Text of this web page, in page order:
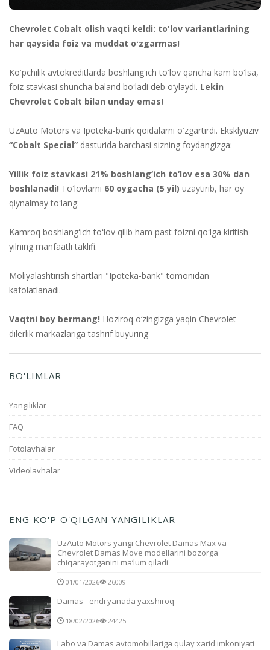
Chevrolet Cobalt olish vaqti keldi: to'lov variantlarining
har qaysida foiz va muddat oʻzgarmas!
Koʻpchilik avtokreditlarda boshlangʻich toʻlov qancha kam boʻlsa,
foiz stavkasi shuncha baland boʻladi deb o‘ylaydi. Lekin
Chevrolet Cobalt bilan unday emas!
UzAuto Motors va Ipoteka-bank qoidalarni oʻzgartirdi. Eksklyuziv
“Cobalt Special” dasturida barchasi sizning foydangizga:
Yillik foiz stavkasi 21% boshlang‘ich to‘lov esa 30% dan
boshlanadi! Toʻlovlarni 60 oygacha (5 yil) uzaytirib, har oy
qiynalmay toʻlang.
Kamroq boshlangʻich toʻlov qilib ham past foizni qoʻlga kiritish
yilning manfaatli taklifi.
Moliyalashtirish shartlari "Ipoteka-bank" tomonidan
kafolatlanadi.
Vaqtni boy bermang! Hoziroq o‘zingizga yaqin Chevrolet
dilerlik markazlariga tashrif buyuring
BO'LIMLAR
Yangiliklar
FAQ
Fotolavhalar
Videolavhalar
ENG KO'P O'QILGAN YANGILIKLAR
UzAuto Motors yangi Chevrolet Damas Max va
Chevrolet Damas Move modellarini bozorga
chiqarayotganini ma’lum qiladi
01/01/2026 26009
Damas - endi yanada yaxshiroq
18/02/2026 24425
Labo va Damas avtomobillariga qulay xarid imkoniyati